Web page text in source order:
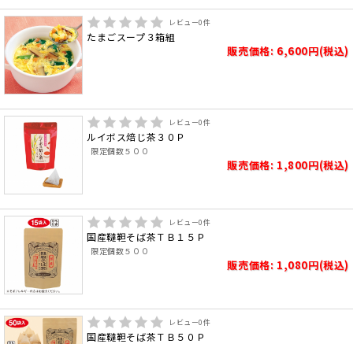
レビュー0件
たまごスープ３箱組
販売価格: 6,600円(税込)
レビュー0件
ルイボス焙じ茶３０Ｐ
限定個数５００
販売価格: 1,800円(税込)
レビュー0件
国産韃靼そば茶ＴＢ１５Ｐ
限定個数５００
販売価格: 1,080円(税込)
レビュー0件
国産韃靼そば茶ＴＢ５０Ｐ